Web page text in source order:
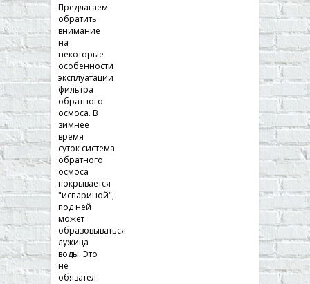
Предлагаем
обратить
внимание
на
некоторые
особенности
эксплуатации
фильтра
обратного
осмоса. В
зимнее
время
суток система
обратного
осмоса
покрывается
"испариной",
под ней
может
образовываться
лужица
воды. Это
не
обязател